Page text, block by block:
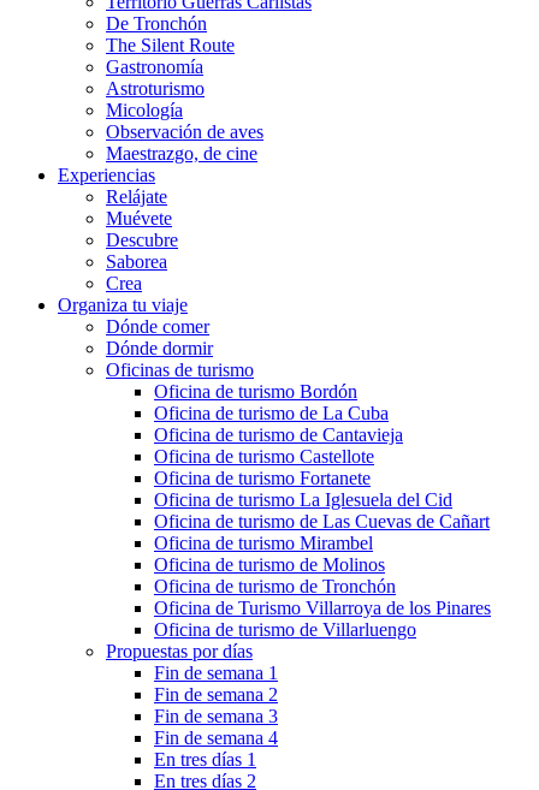
De Tronchón
The Silent Route
Gastronomía
Astroturismo
Micología
Observación de aves
Maestrazgo, de cine
Experiencias
Relájate
Muévete
Descubre
Saborea
Crea
Organiza tu viaje
Dónde comer
Dónde dormir
Oficinas de turismo
Oficina de turismo Bordón
Oficina de turismo de La Cuba
Oficina de turismo de Cantavieja
Oficina de turismo Castellote
Oficina de turismo Fortanete
Oficina de turismo La Iglesuela del Cid
Oficina de turismo de Las Cuevas de Cañart
Oficina de turismo Mirambel
Oficina de turismo de Molinos
Oficina de turismo de Tronchón
Oficina de Turismo Villarroya de los Pinares
Oficina de turismo de Villarluengo
Propuestas por días
Fin de semana 1
Fin de semana 2
Fin de semana 3
Fin de semana 4
En tres días 1
En tres días 2